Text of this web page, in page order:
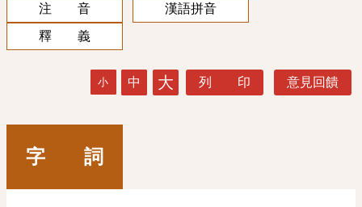
注 音
漢語拼音
釋 義
小 中 大 列 印 意見回饋
字 詞